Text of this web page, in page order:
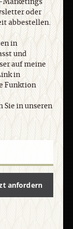
:
Juli 2026
Marketings
oder
abbestellen.
in
und
auf meine
in
Funktion
in unseren
anfordern